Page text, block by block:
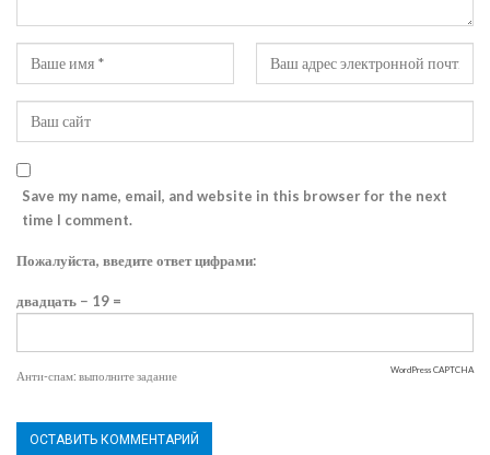
Save my name, email, and website in this browser for the next
time I comment.
Пожалуйста, введите ответ цифрами:
двадцать − 19 =
Анти-спам: выполните задание WordPress CAPTCHA